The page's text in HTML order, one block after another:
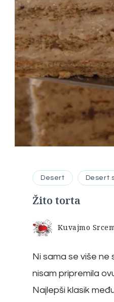
Desert Desert
Žito torta
Kuvajmo
Ni sama se više ne
nisam pripremila
Najlepši klasik